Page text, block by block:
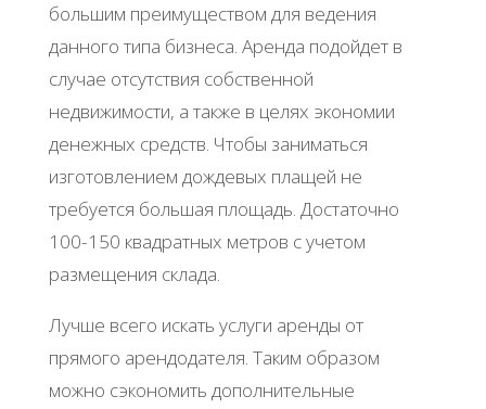
большим преимуществом для ведения
данного типа бизнеса. Аренда подойдет в
случае отсутствия собственной
недвижимости, а также в целях экономии
денежных средств. Чтобы заниматься
изготовлением дождевых плащей не
требуется большая площадь. Достаточно
100-150 квадратных метров с учетом
размещения склада.
Лучше всего искать услуги аренды от
прямого арендодателя. Таким образом
можно сэкономить дополнительные